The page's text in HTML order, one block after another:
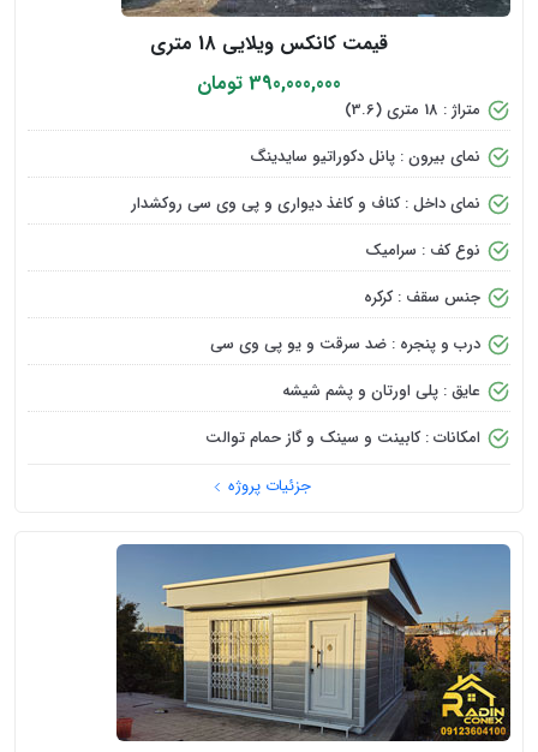
قیمت کانکس ویلایی 18 متری
390,000,000 تومان
متراژ : 18 متری (3.6)
نمای بیرون : پانل دکوراتیو سایدینگ
نمای داخل : کناف و کاغذ دیواری و پی وی سی روکشدار
نوع کف : سرامیک
جنس سقف : کرکره
درب و پنجره : ضد سرقت و یو پی وی سی
عایق : پلی اورتان و پشم شیشه
امکانات : کابینت و سینک و گاز حمام توالت
جزئیات پروژه